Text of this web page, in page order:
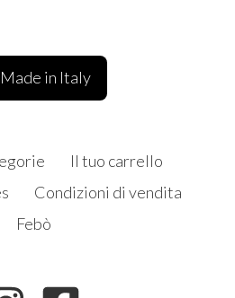
Made in Italy
Il tuo carrello
Condizioni di vendita
Febò